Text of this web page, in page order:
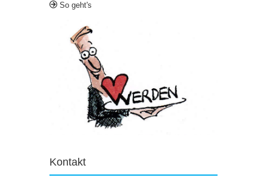
So geht's
Kontakt